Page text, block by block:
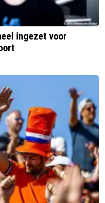
ingezet voor